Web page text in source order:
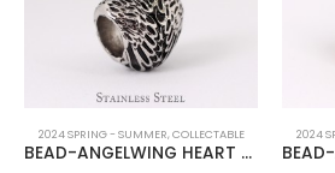
BEAD-ANGELWING HEART SS
2024 SPRING - SUMMER COLLECTABLE
BEAD-ANGELWING HEART RG